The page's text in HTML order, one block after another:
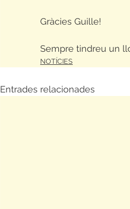
Gràcies Guille!
Sempre tindreu un
NOTÍCIES
Entrades relacionades